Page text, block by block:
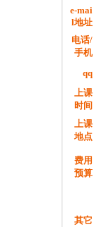
e-mai
l地址
电话/
手机
qq
上课
时间
上课
地点
费用
预算
其它